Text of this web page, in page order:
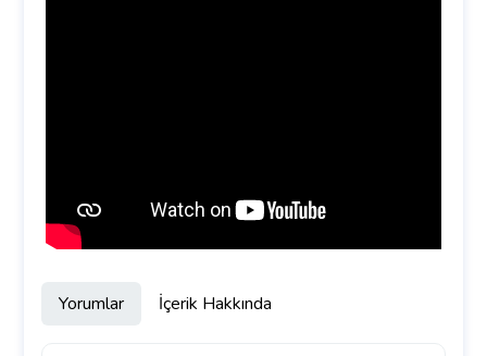
Yorumlar İçerik Hakkında